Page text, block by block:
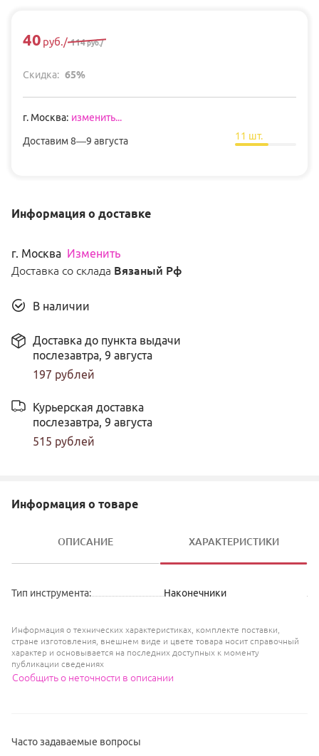
40 руб./ 114руб./
Скидка: 65%
г. Москва: изменить...
Доставим8—9 августа 11 шт.
Информация о доставке
г. Москва Изменить
Доставка со склада Вязаный Рф
В наличии
Доставка до пункта выдачи
послезавтра, 9 августа
197 рублей
Курьерская доставка
послезавтра, 9 августа
515 рублей
Информация о товаре
ОПИСАНИЕ ХАРАКТЕРИСТИКИ
Тип инструмента: Наконечники
Информация о технических характеристиках, комплекте поставки,
стране изготовления, внешнем виде и цвете товара носит справочный
характер и основывается на последних доступных к моменту
публикации сведениях
Сообщить о неточности в описании
Часто задаваемые вопросы